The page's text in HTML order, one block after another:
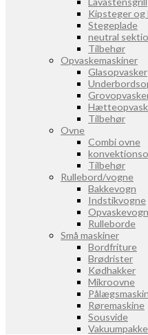
Kipsteger og
Stegeplade
neutral
Tilbehør
Opvaskemaskiner
Glasopvasker
Tilbehør
Ovne
Combi ovne
Tilbehør
Rullebord/vogne
Bakkevogn
Indstikvogne
Rulleborde
Små maskiner
Bordfriture
Brødrister
Kødhakker
Mikroovne
Røremaskine
Sousvide